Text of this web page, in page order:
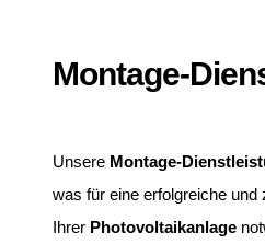
Montage-
Unsere Montage-
was für eine erfolgreiche
Ihrer Photovoltaikanlage